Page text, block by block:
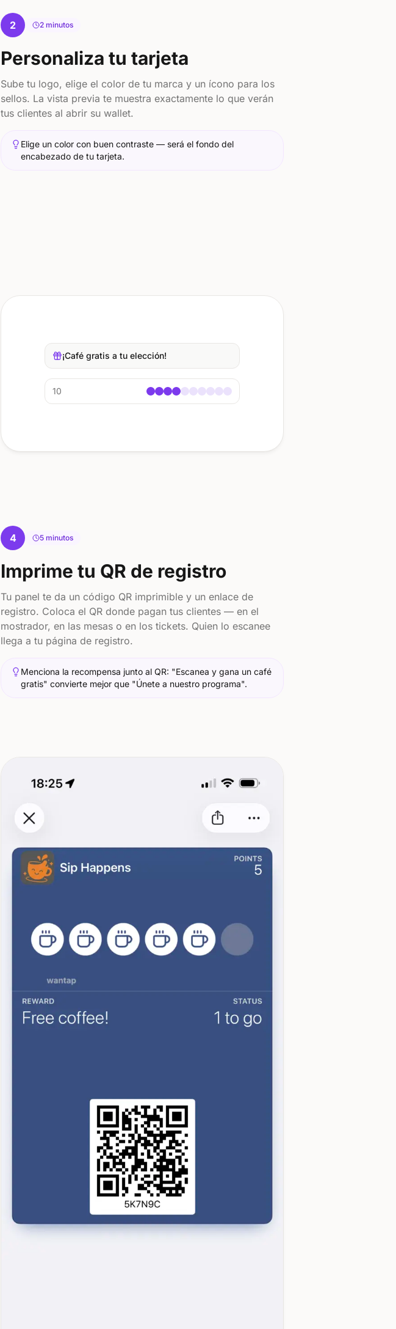
2 2 minutos
Personaliza tu tarjeta
Sube tu logo, elige el color de tu marca y un ícono para los
sellos. La vista previa te muestra exactamente lo que verán
tus clientes al abrir su wallet.
Elige un color con buen contraste — será el fondo del
encabezado de tu tarjeta.
¡Café gratis a tu elección!
10
4 5 minutos
Imprime tu QR de registro
Tu panel te da un código QR imprimible y un enlace de
registro. Coloca el QR donde pagan tus clientes — en el
mostrador, en las mesas o en los tickets. Quien lo escanee
llega a tu página de registro.
Menciona la recompensa junto al QR: "Escanea y gana un café
gratis" convierte mejor que "Únete a nuestro programa".